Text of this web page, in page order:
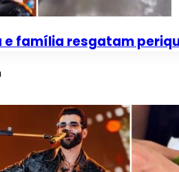
e família resgatam